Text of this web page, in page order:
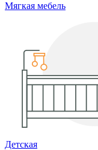
Мягкая мебель
Детская